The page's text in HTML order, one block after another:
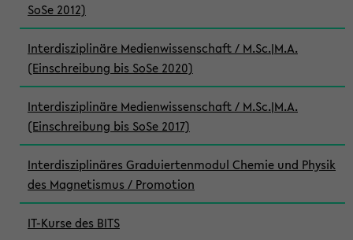
SoSe 2012)
Interdisziplinäre Medienwissenschaft / M.Sc.|M.A.
(Einschreibung bis SoSe 2020)
Interdisziplinäre Medienwissenschaft / M.Sc.|M.A.
(Einschreibung bis SoSe 2017)
Interdisziplinäres Graduiertenmodul Chemie und Physik
des Magnetismus / Promotion
IT-Kurse des BITS